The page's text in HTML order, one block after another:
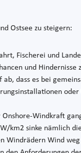
Ostsee zu steigern:
Fischerei und
und
dass es bei
Windkraft
km2 sinke nämlich
Wind